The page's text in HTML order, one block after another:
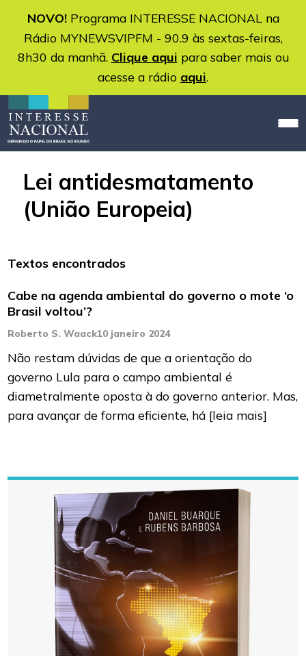
NOVO!Programa INTERESSE NACIONAL na
Rádio MYNEWSVIPFM - 90.9 às sextas-feiras,
8h30 da manhã. Clique aqui para saber mais ou
acesse a rádio aqui.
Lei antidesmatamento
(União Europeia)
Textos encontrados
Cabe na agenda ambiental do governo o mote ‘o
Brasil voltou’?
Roberto S. Waack10 janeiro 2024
Não restam dúvidas de que a orientação do
governo Lula para o campo ambiental é
diametralmente oposta à do governo anterior. Mas,
para avançar de forma eficiente, há [leia mais]